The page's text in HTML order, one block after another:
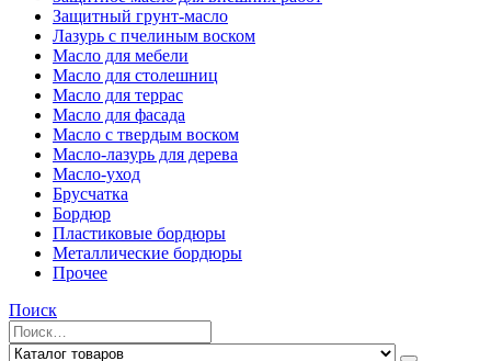
Защитный грунт-масло
Лазурь с пчелиным воском
Масло для мебели
Масло для столешниц
Масло для террас
Масло для фасада
Масло с твердым воском
Масло-лазурь для дерева
Масло-уход
Брусчатка
Бордюр
Пластиковые бордюры
Металлические бордюры
Прочее
Поиск